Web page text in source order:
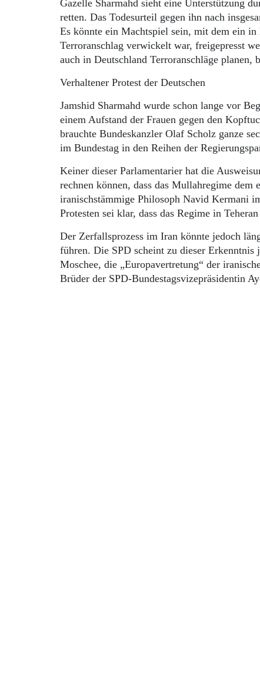
Gazelle Sharmahd sieht eine Unterstützung
retten. Das Todesurteil gegen ihn nach
Es könnte ein Machtspiel sein, mit dem ein
Terroranschlag verwickelt war, freigepresst
auch in Deutschland Terroranschläge planen,
Verhaltener Protest der Deutschen
Jamshid Sharmahd wurde schon lange vor
einem Aufstand der Frauen gegen den
brauchte Bundeskanzler Olaf Scholz ganze
im Bundestag in den Reihen der
Keiner dieser Parlamentarier hat die
rechnen können, dass das Mullahregime
iranischstämmige Philosoph Navid Kermani
Protesten sei klar, dass das Regime in
Der Zerfallsprozess im Iran könnte jedoch
führen. Die SPD scheint zu dieser
Moschee, die „Europavertretung“ der
Brüder der SPD-Bundestagsvizepräsidentin